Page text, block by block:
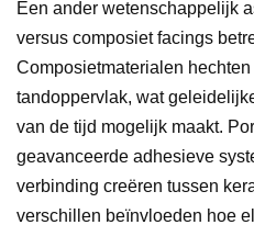
Een ander wetenschappelijk
versus composiet facings
Composietmaterialen
tandoppervlak, wat
van de tijd mogelijk maakt.
geavanceerde adhesieve
verbinding creëren tussen
verschillen beïnvloeden hoe